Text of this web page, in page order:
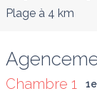
Plage à 4 km
Chambre 1